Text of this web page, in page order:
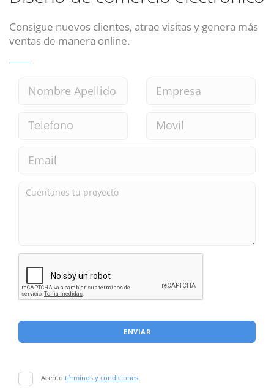
Consigue nuevos clientes, atrae visitas y genera más
ventas de manera online.
ENVIAR
Acepto términos y condiciones